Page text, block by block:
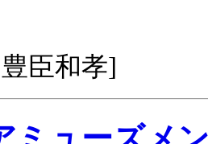
臣和孝]